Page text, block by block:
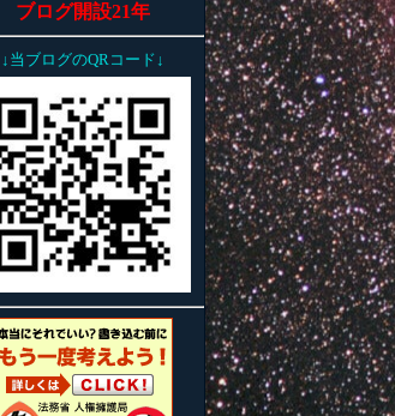
ブログ開設21年
↓当ブログのQRコード↓